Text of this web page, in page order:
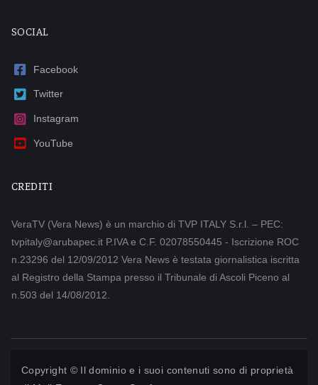
SOCIAL
Facebook
Twitter
Instagram
YouTube
CREDITI
VeraTV (Vera News) è un marchio di TVP ITALY S.r.l. – PEC:
tvpitaly@arubapec.it P.IVA e C.F. 02078550445 - Iscrizione ROC
n.23296 del 12/09/2012 Vera News è testata giornalistica iscritta
al Registro della Stampa presso il Tribunale di Ascoli Piceno al
n.503 del 14/08/2012.
Copyright © Il dominio e i suoi contenuti sono di proprietà